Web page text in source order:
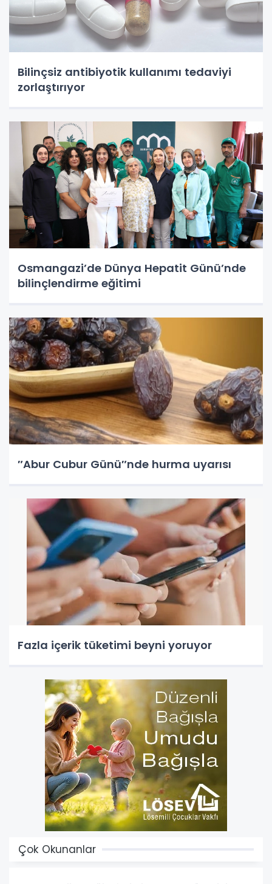
Bilinçsiz antibiyotik kullanımı tedaviyi
zorlaştırıyor
Osmangazi’de Dünya Hepatit Günü’nde
bilinçlendirme eğitimi
″Abur Cubur Günü″nde hurma uyarısı
Fazla içerik tüketimi beyni yoruyor
Çok Okunanlar